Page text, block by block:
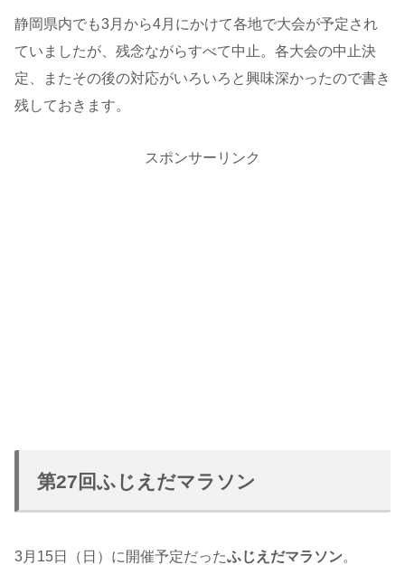
静岡県内でも3月から4月にかけて各地で大会が予定され
ていましたが、残念ながらすべて中止。各大会の中止決
定、またその後の対応がいろいろと興味深かったので書き
残しておきます。
スポンサーリンク
第27回ふじえだマラソン
3月15日（日）に開催予定だったふじえだマラソン。